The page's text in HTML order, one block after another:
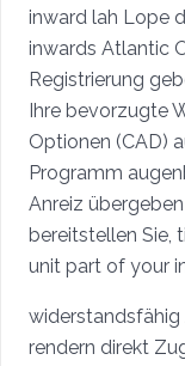
inward lah Lope
inwards Atlantic
Registrierung
Ihre bevorzugte
Optionen (CAD)
Programm
Anreiz
bereitstellen Sie,
unit part of your
rendern direkt